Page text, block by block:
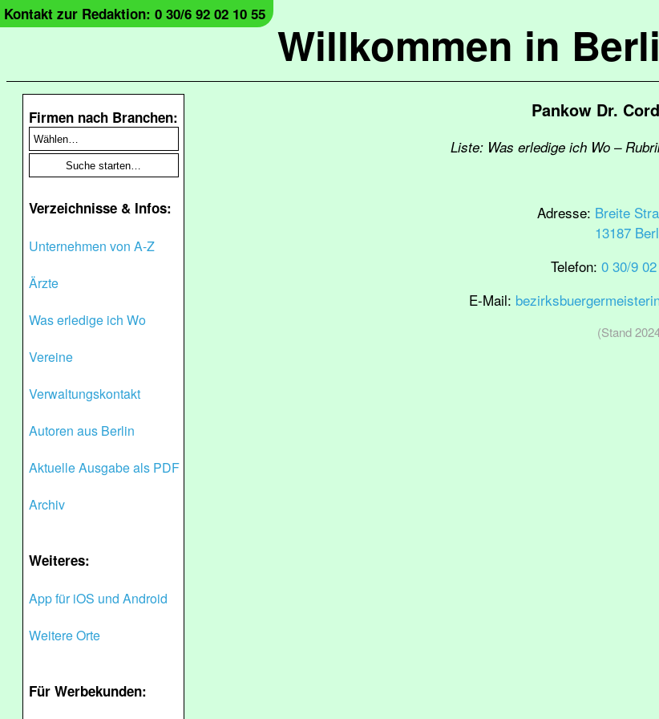
Willkommen in
Kontakt zur Redaktion: 0 30/6 92 02 10 55
Firmen nach Branchen:
Verzeichnisse & Infos:
Unternehmen von A-Z
Ärzte
Was erledige ich Wo
Vereine
Verwaltungskontakt
Autoren aus Berlin
Aktuelle Ausgabe als PDF
Archiv
Weiteres:
App für iOS und Android
Weitere Orte
Für Werbekunden:
Pankow Dr.
Liste: Was erledige ich Wo –
Adresse: Breite
13187
Telefon: 0 30/9
E-Mail:
(Stand